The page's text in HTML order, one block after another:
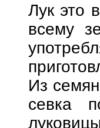
Лук это
всему
Из
севка